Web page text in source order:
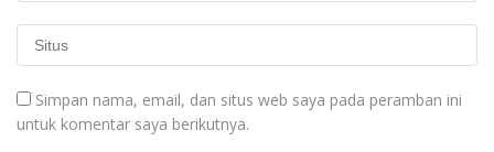
Simpan nama, email, dan situs web saya pada peramban ini
untuk komentar saya berikutnya.